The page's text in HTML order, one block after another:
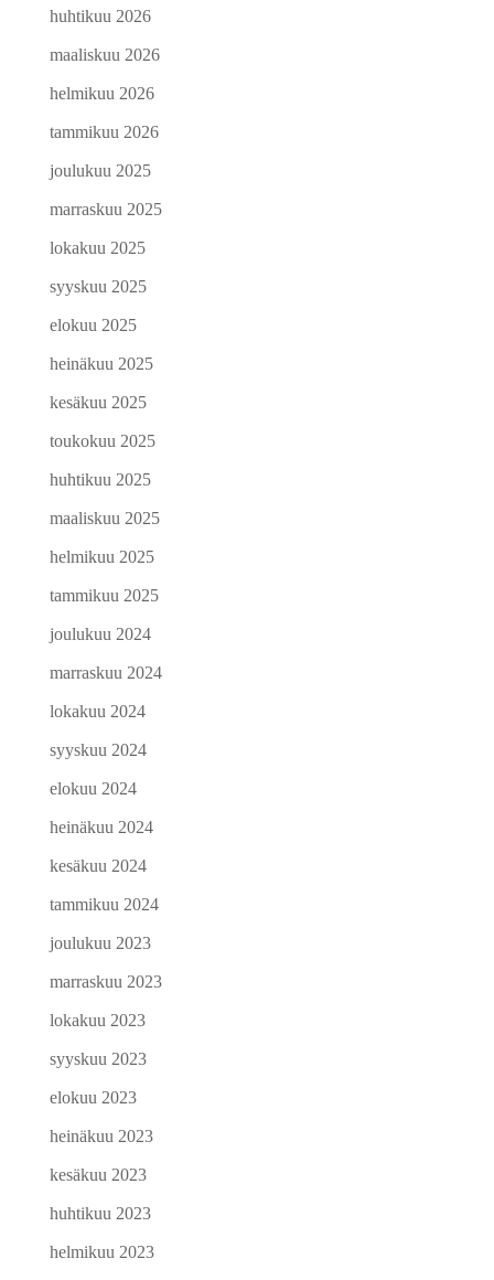
huhtikuu 2026
maaliskuu 2026
helmikuu 2026
tammikuu 2026
joulukuu 2025
marraskuu 2025
lokakuu 2025
syyskuu 2025
elokuu 2025
heinäkuu 2025
kesäkuu 2025
toukokuu 2025
huhtikuu 2025
maaliskuu 2025
helmikuu 2025
tammikuu 2025
joulukuu 2024
marraskuu 2024
lokakuu 2024
syyskuu 2024
elokuu 2024
heinäkuu 2024
kesäkuu 2024
tammikuu 2024
joulukuu 2023
marraskuu 2023
lokakuu 2023
syyskuu 2023
elokuu 2023
heinäkuu 2023
kesäkuu 2023
huhtikuu 2023
helmikuu 2023